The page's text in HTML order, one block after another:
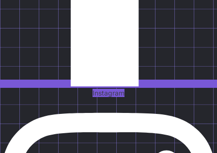
Instagram